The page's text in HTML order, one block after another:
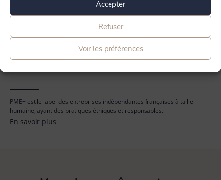
Accepter
Refuser
Voir les préférences
grâce à son poids gorgé d’eau.
PME+ est le label des entreprises indépendantes françaises à taille
humaine, ayant des pratiques éthiques et responsables.
En savoir plus